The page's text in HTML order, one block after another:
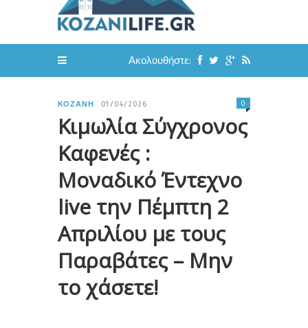
Ακολουθήστε:
ΚΟΖΆΝΗ 01/04/2026
Κιμωλία Σύγχρονος
Καφενές :
Μοναδικό Έντεχνο
live την Πέμπτη 2
Απριλίου με τους
Παραβάτες – Μην
το χάσετε!
0